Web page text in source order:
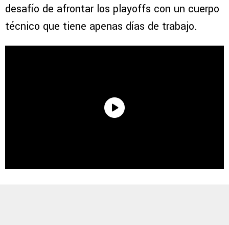
desafío de afrontar los playoffs con un cuerpo
técnico que tiene apenas días de trabajo.